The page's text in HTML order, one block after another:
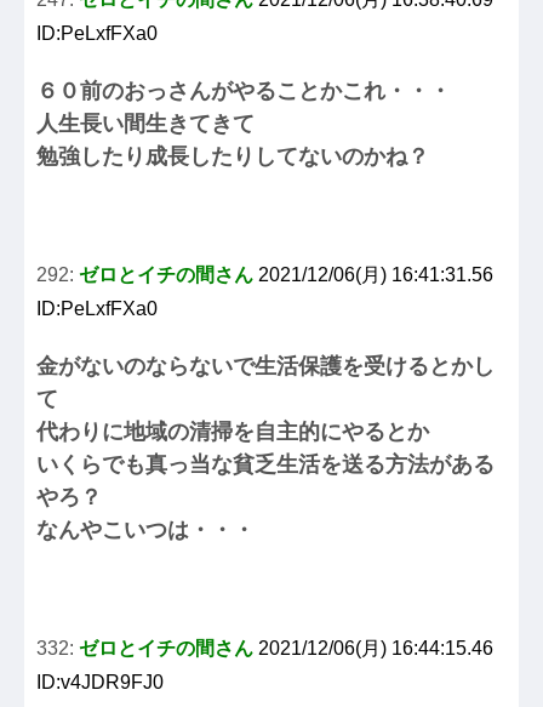
ID:PeLxfFXa0
６０前のおっさんがやることかこれ・・・
人生長い間生きてきて
勉強したり成長したりしてないのかね？
292: ゼロとイチの間さん 2021/12/06(月) 16:41:31.56
ID:PeLxfFXa0
金がないのならないで生活保護を受けるとかし
て
代わりに地域の清掃を自主的にやるとか
いくらでも真っ当な貧乏生活を送る方法がある
やろ？
なんやこいつは・・・
332: ゼロとイチの間さん 2021/12/06(月) 16:44:15.46
ID:v4JDR9FJ0